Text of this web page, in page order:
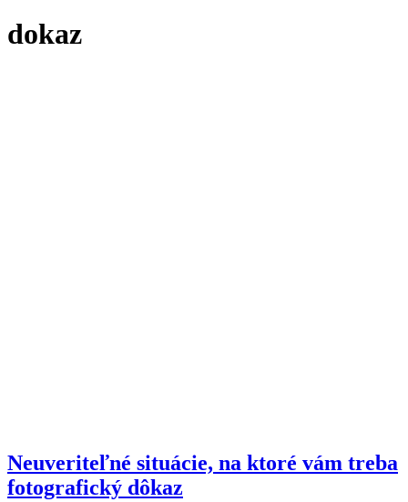
dokaz
Neuveriteľné situácie, na ktoré vám treba
fotografický dôkaz